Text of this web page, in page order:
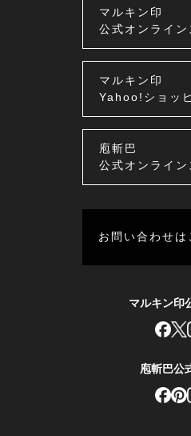
マルキン印
公式オンライン
マルキン印
Yahoo!ショッ
庖斬巴
公式オンライン
お問い合わせは
マルキン印
庖斬巴公